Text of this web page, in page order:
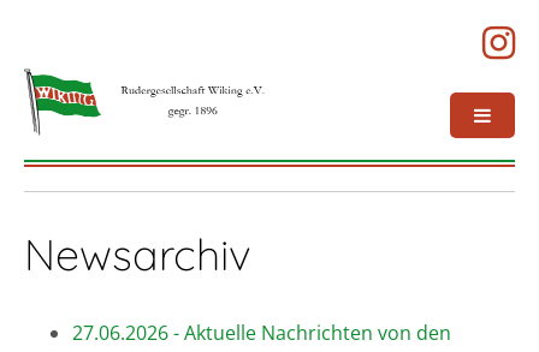
Newsarchiv
27.06.2026 - Aktuelle Nachrichten von den